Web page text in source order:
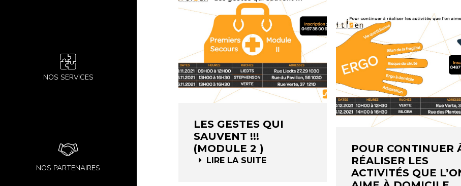
NOS SERVICES
NOS PARTENAIRES
LES GESTES QUI
SAUVENT !!!
(MODULE 2 )
LIRE LA SUITE
POUR CONTINUER
RÉALISER LES
ACTIVITÉS QUE